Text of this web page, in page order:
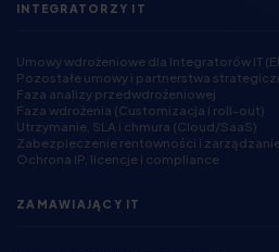
INTEGRATORZY IT
Umowy wdrożeniowe dla Integratorów IT
Pozostałe umowy i partnerstwa
Faza analizy przedwdrożeniowej
Faza wdrożenia (Customizacja i roll-out)
Utrzymanie, SLA i chmura (Cloud/SaaS)
Zabezpieczenie rentowności i
Ochrona IP, licencje i compliance
ZAMAWIAJĄCY IT